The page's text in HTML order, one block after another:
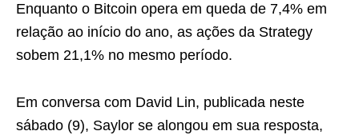
Enquanto o Bitcoin opera em queda de 7,4% em
relação ao início do ano, as ações da Strategy
sobem 21,1% no mesmo período.
Em conversa com David Lin, publicada neste
sábado (9), Saylor se alongou em sua resposta,